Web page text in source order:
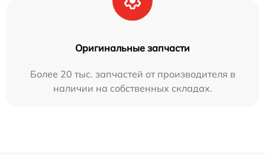
Оригинальные запчасти
Более 20 тыс. запчастей от производителя в
наличии на собственных складах.